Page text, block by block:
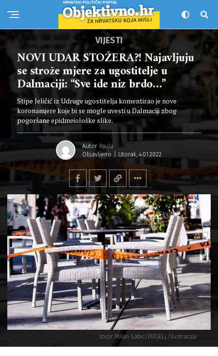
Izvor: Milan Sabic/PIXSELL/ilustracija
VIJESTI
NOVI UDAR STOŽERA?! Najavljuju
se strože mjere za ugostitelje u
Dalmaciji: “Sve ide niz brdo…”
Stipe Jeličić iz Udruge ugostitelja komentirao je nove
koronamjere koje bi se mogle uvesti u Dalmaciji zbog
pogoršane epidmeiološke slike.
Autor Paula
Objavljeno
Utorak, 4.01.2022.